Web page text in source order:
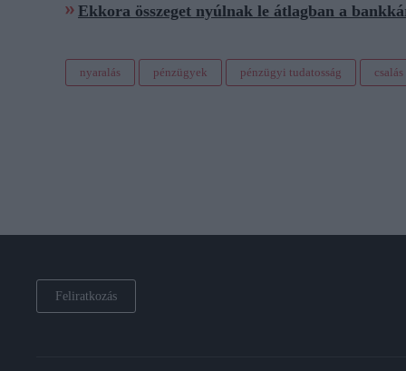
Ekkora összeget nyúlnak le átlagban a
nyaralás pénzügyek pénzügyi tudatosság csalás
Feliratkozás